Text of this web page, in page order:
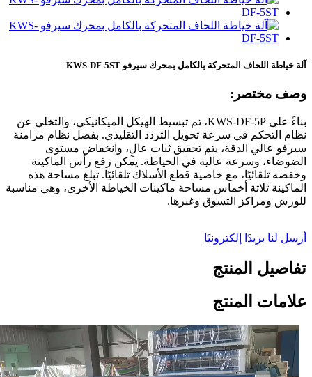
آلة خياطة اللحاف المتحركة بالكامل بمحرك سيرفو KWS-DF-5ST
وصف مختصر:
بناءً على KWS-DF-5P، تم تبسيط الهيكل الميكانيكي، والتخلي عن
نظام التحكم في سرعة تحويل التردد التقليدي. بفضل نظام مزامنة
سيرفو عالي الدقة، يتم تحقيق ثبات عالٍ، وانخفاض مستوى
الضوضاء، وسرعة عالية في الخياطة. يمكن رفع رأس الماكينة
وخفضه تلقائيًا، مع خاصية قطع الأسلاك تلقائيًا. تبلغ مساحة هذه
الماكينة ثلاثة أخماس مساحة ماكينات الخياطة الأخرى، وهي مناسبة
للورش ومراكز التسوق وغيرها.
أرسل لنا بريدًا إلكترونيًا
تفاصيل المنتج
علامات المنتج